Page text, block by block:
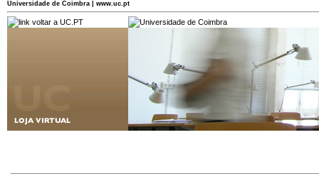
Universidade de Coimbra | www.uc.pt